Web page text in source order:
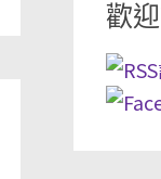
歡